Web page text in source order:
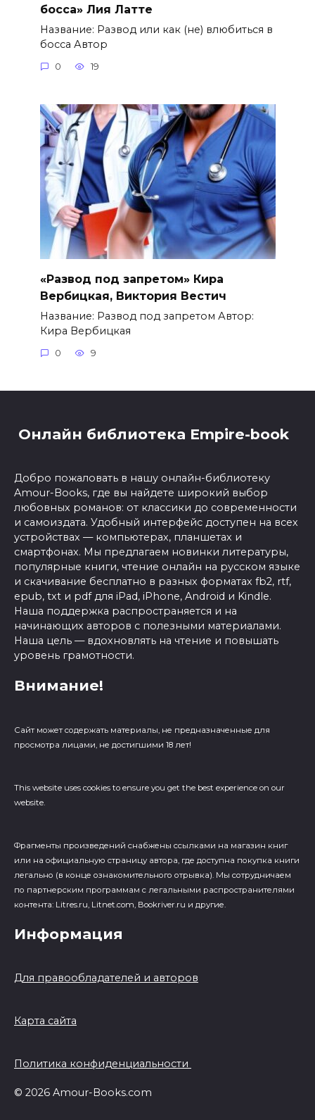
босса» Лия Латте
Название: Развод или как (не) влюбиться в
босса Автор
0 19
«Развод под запретом» Кира
Вербицкая, Виктория Вестич
Название: Развод под запретом Автор:
Кира Вербицкая
0 9
Онлайн библиотека Empire-book
Добро пожаловать в нашу онлайн-библиотеку
Amour-Books, где вы найдете широкий выбор
любовных романов: от классики до современности
и самоиздата. Удобный интерфейс доступен на всех
устройствах — компьютерах, планшетах и
смартфонах. Мы предлагаем новинки литературы,
популярные книги, чтение онлайн на русском языке
и скачивание бесплатно в разных форматах fb2, rtf,
epub, txt и pdf для iPad, iPhone, Android и Kindle.
Наша поддержка распространяется и на
начинающих авторов с полезными материалами.
Наша цель — вдохновлять на чтение и повышать
уровень грамотности.
Внимание!
Сайт может содержать материалы, не предназначенные для
просмотра лицами, не достигшими 18 лет!
This website uses cookies to ensure you get the best experience on our
website.
Фрагменты произведений cнабжены ссылками на магазин книг
или на официальную страницу автора, где доступна покупка книги
легально (в конце ознакомительного отрывка). Мы сотрудничаем
по партнерским программам с легальными распространителями
контента: Litres.ru, Litnet.com, Bookriver.ru и другие.
Информация
Для правообладателей и авторов
Карта сайта
Политика конфиденциальности
© 2026 Amour-Books.com